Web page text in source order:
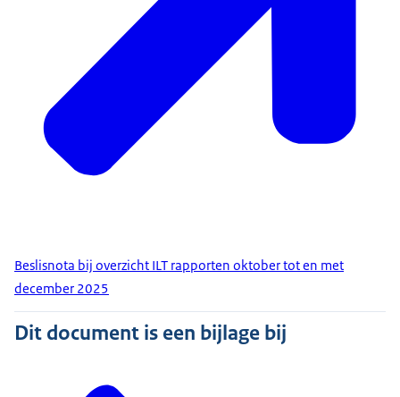
Beslisnota bij overzicht ILT rapporten oktober tot en met
december 2025
Dit document is een bijlage bij